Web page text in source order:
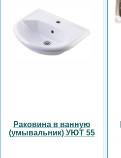
Раковина в ванную
(умывальник) УЮТ 55